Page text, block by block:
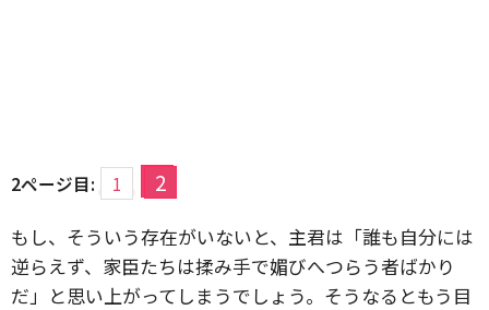
2ページ目: 1 2
もし、そういう存在がいないと、主君は「誰も自分には
逆らえず、家臣たちは揉み手で媚びへつらう者ばかり
だ」と思い上がってしまうでしょう。そうなるともう目